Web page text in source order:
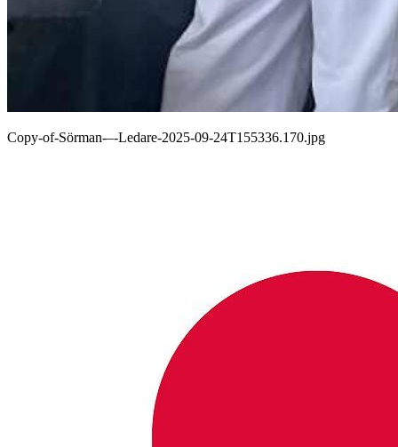
Copy-of-Sörman-–-Ledare-2025-09-24T155336.170.jpg